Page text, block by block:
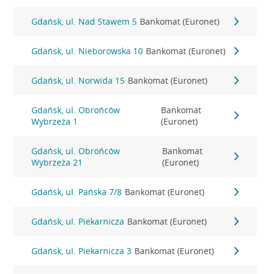
Gdańsk, ul. Nad Stawem 5 Bankomat (Euronet)
Gdańsk, ul. Nieborowska 10 Bankomat (Euronet)
Gdańsk, ul. Norwida 15 Bankomat (Euronet)
Gdańsk, ul. Obrońców
Wybrzeża 1
Bankomat
(Euronet)
Gdańsk, ul. Obrońców
Wybrzeża 21
Bankomat
(Euronet)
Gdańsk, ul. Pańska 7/8 Bankomat (Euronet)
Gdańsk, ul. Piekarnicza Bankomat (Euronet)
Gdańsk, ul. Piekarnicza 3 Bankomat (Euronet)